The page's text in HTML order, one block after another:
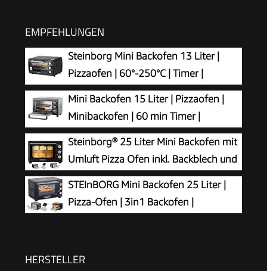
EMPFEHLUNGEN
Steinborg Mini Backofen 13 Liter |
Pizzaofen | 60°-250°C | Timer |
aufklappbares Krümelblech |
Minibackofen | Backofen | Kleiner Backofen | 900
Watt
Mini Backofen 15 Liter | Pizzaofen |
Minibackofen | 60 min Timer |
100°-230°C | 1200 Watt | Backofen |
Krümelblech | Mini Oven | Camping Ofen |
Kleiner Backofen | Energiesparend
Steinborg® 25 Liter Mini Backofen mit
Umluft Pizza Ofen inkl. Backblech und
Grillrost Miniofen 60 Min. Timer –
1.600 Watt
STEInBORG Mini Backofen 25 Liter |
Pizza-Ofen | 3in1 Backofen |
1.600 Watt
HERSTELLER